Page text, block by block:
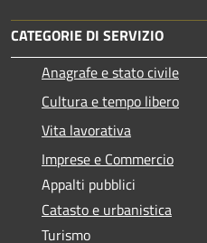
CATEGORIE DI SERVIZIO
Anagrafe e stato civile
Cultura e tempo libero
Vita lavorativa
Imprese e Commercio
Appalti pubblici
Catasto e urbanistica
Turismo